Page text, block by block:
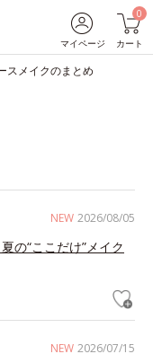
マイページ
0
カート
スメイクのまとめ
NEW 2026/08/05
の“ここだけ”メイク
NEW 2026/07/15